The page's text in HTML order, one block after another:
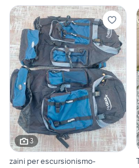
3
zaini per escursionismo-